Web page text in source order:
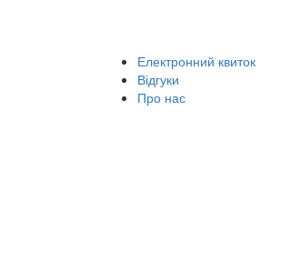
Електронний квиток
Відгуки
Про нас